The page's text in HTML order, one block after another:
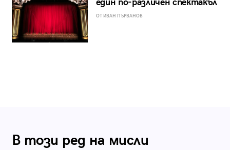
един по-различен спектакъл
ОТ ИВАН ПЪРВАНОВ
В този ред на мисли